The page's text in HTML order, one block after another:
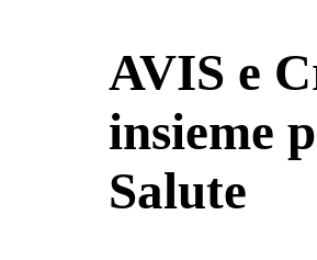
AVIS e
insieme
Salute